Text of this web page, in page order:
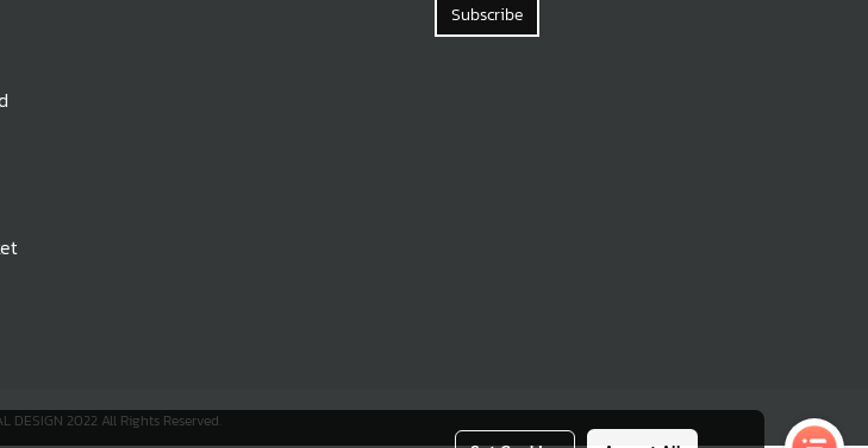
Subscribe
DESIGN 2022 All Rights Reserved.